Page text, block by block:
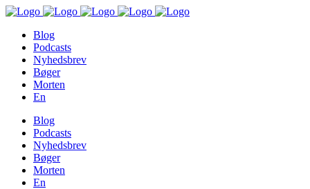
Blog
Podcasts
Nyhedsbrev
Bøger
Morten
En
Blog
Podcasts
Nyhedsbrev
Bøger
Morten
En